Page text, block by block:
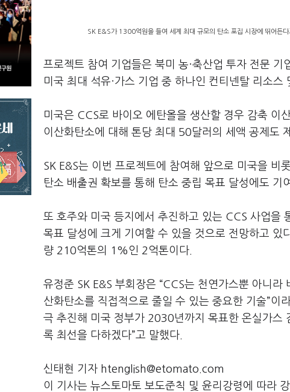
SK E&S가 1300억원을 들여 세계 최대 규모의 탄소 포집 시장에 뛰어든
프로젝트 참여 기업들은 북미 농·축산업 투자 전문
미국 최대 석유·가스 기업 중 하나인 컨티넨탈 리소
미국은 CCS로 바이오 에탄올을 생산할 경우 감축 이
이산화탄소에 대해 톤당 최대 50달러의 세액 공제도
SK E&S는 이번 프로젝트에 참여해 앞으로 미국을
탄소 배출권 확보를 통해 탄소 중립 목표 달성에도 기
또 호주와 미국 등지에서 추진하고 있는 CCS 사업을
목표 달성에 크게 기여할 수 있을 것으로 전망하고
량 210억톤의 1%인 2억톤이다.
유정준 SK E&S 부회장은 “CCS는 천연가스뿐 아니
산화탄소를 직접적으로 줄일 수 있는 중요한 기술”이
극 추진해 미국 정부가 2030년까지 목표한 온실가스
록 최선을 다하겠다”고 말했다.
신태현 기자 htenglish@etomato.com
이 기사는 뉴스토마토 보도준칙 및 윤리강령에 따라